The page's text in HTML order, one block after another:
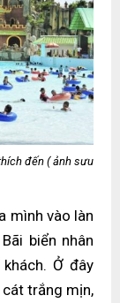
đến ( ảnh sưu
mình vào làn
biển nhân
Ở đây
trắng mịn,